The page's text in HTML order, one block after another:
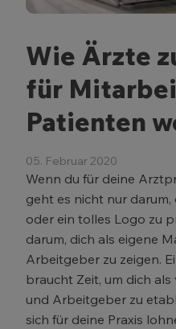
Wie Ärzte
für
Patienten
05. Februar 2020
Wenn du für deine
geht es nicht nur
oder ein tolles Logo zu
darum, dich als eigene
Arbeitgeber zu zeigen.
braucht Zeit, um dich
und Arbeitgeber zu
sich für deine Praxis